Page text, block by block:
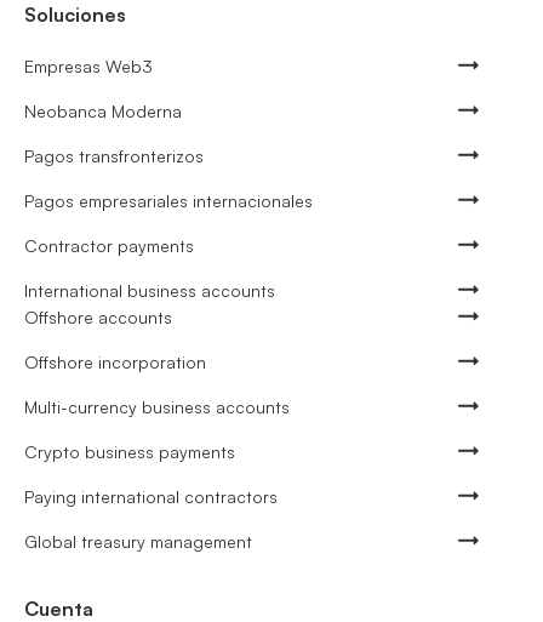
Soluciones
Empresas Web3
Neobanca Moderna
Pagos transfronterizos
Pagos empresariales internacionales
Contractor payments
International business accounts
Offshore accounts
Offshore incorporation
Multi-currency business accounts
Crypto business payments
Paying international contractors
Global treasury management
Cuenta